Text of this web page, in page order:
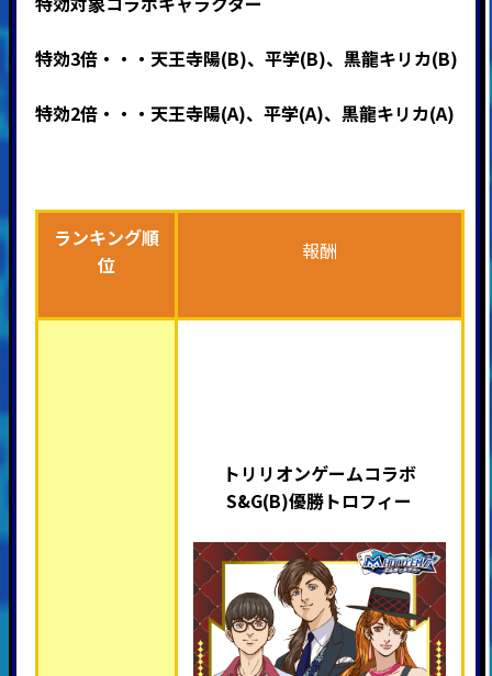
特効3倍・・・天王寺陽(B)、平学(B)、黒龍キリカ(B)
特効2倍・・・天王寺陽(A)、平学(A)、黒龍キリカ(A)
ランキング順
位
報酬
トリリオンゲームコラボ
S&G(B)優勝トロフィー